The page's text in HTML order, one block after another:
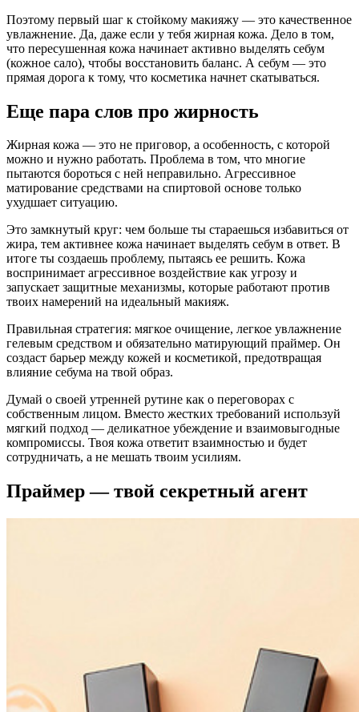
Поэтому первый шаг к стойкому макияжу — это качественное
увлажнение. Да, даже если у тебя жирная кожа. Дело в том,
что пересушенная кожа начинает активно выделять себум
(кожное сало), чтобы восстановить баланс. А себум — это
прямая дорога к тому, что косметика начнет скатываться.
Еще пара слов про жирность
Жирная кожа — это не приговор, а особенность, с которой
можно и нужно работать. Проблема в том, что многие
пытаются бороться с ней неправильно. Агрессивное
матирование средствами на спиртовой основе только
ухудшает ситуацию.
Это замкнутый круг: чем больше ты стараешься избавиться от
жира, тем активнее кожа начинает выделять себум в ответ. В
итоге ты создаешь проблему, пытаясь ее решить. Кожа
воспринимает агрессивное воздействие как угрозу и
запускает защитные механизмы, которые работают против
твоих намерений на идеальный макияж.
Правильная стратегия: мягкое очищение, легкое увлажнение
гелевым средством и обязательно матирующий праймер. Он
создаст барьер между кожей и косметикой, предотвращая
влияние себума на твой образ.
Думай о своей утренней рутине как о переговорах с
собственным лицом. Вместо жестких требований используй
мягкий подход — деликатное убеждение и взаимовыгодные
компромиссы. Твоя кожа ответит взаимностью и будет
сотрудничать, а не мешать твоим усилиям.
Праймер — твой секретный агент